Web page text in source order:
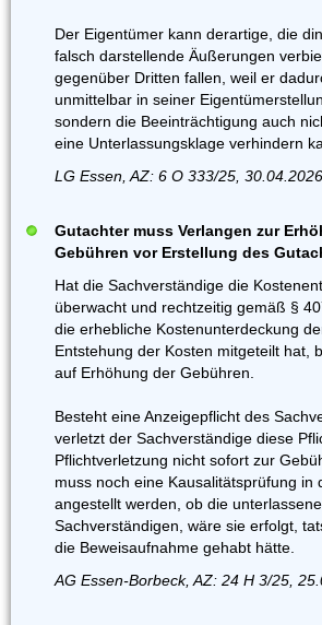
Der Eigentümer kann derartige, die
falsch darstellende Äußerungen
gegenüber Dritten fallen, weil er
unmittelbar in seiner
sondern die Beeinträchtigung auch
eine Unterlassungsklage verhindern
LG Essen, AZ: 6 O 333/25, 30.04.2026
Gutachter muss Verlangen zur
Gebühren vor Erstellung des
Hat die Sachverständige die
überwacht und rechtzeitig gemäß §
die erhebliche Kostenunterdeckung
Entstehung der Kosten mitgeteilt hat,
auf Erhöhung der Gebühren.
Besteht eine Anzeigepflicht des
verletzt der Sachverständige diese
Pflichtverletzung nicht sofort zur
muss noch eine Kausalitätsprüfung in
angestellt werden, ob die
Sachverständigen, wäre sie erfolgt,
die Beweisaufnahme gehabt hätte.
AG Essen-Borbeck, AZ: 24 H 3/25,